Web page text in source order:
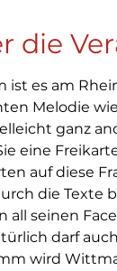
die
ist es am
Melodie
ganz
eine
auf diese
die Texte
all seinen
darf
wird